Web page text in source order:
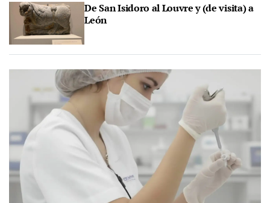
De San Isidoro al Louvre y (de visita) a
León